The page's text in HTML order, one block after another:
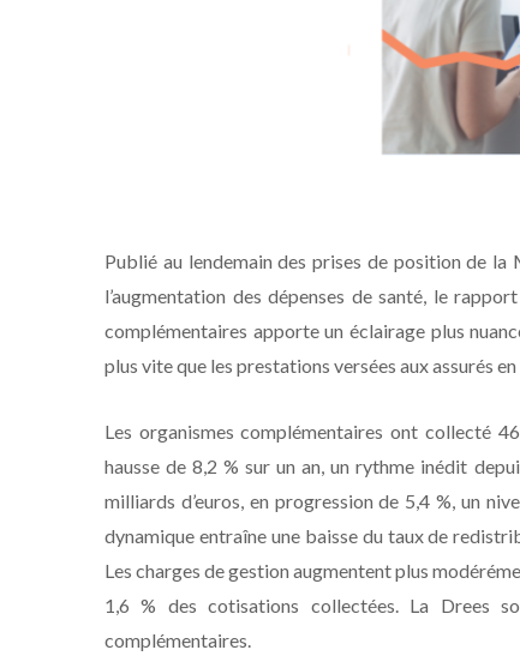
Publié au lendemain des prises de position de
l’augmentation des dépenses de santé, le
complémentaires apporte un éclairage plus
plus vite que les prestations versées aux assurés
Les organismes complémentaires ont collecté
hausse de 8,2 % sur un an, un rythme inédit
milliards d’euros, en progression de 5,4 %, un
dynamique entraîne une baisse du taux de
Les charges de gestion augmentent plus
1,6 % des cotisations collectées. La Drees
complémentaires.